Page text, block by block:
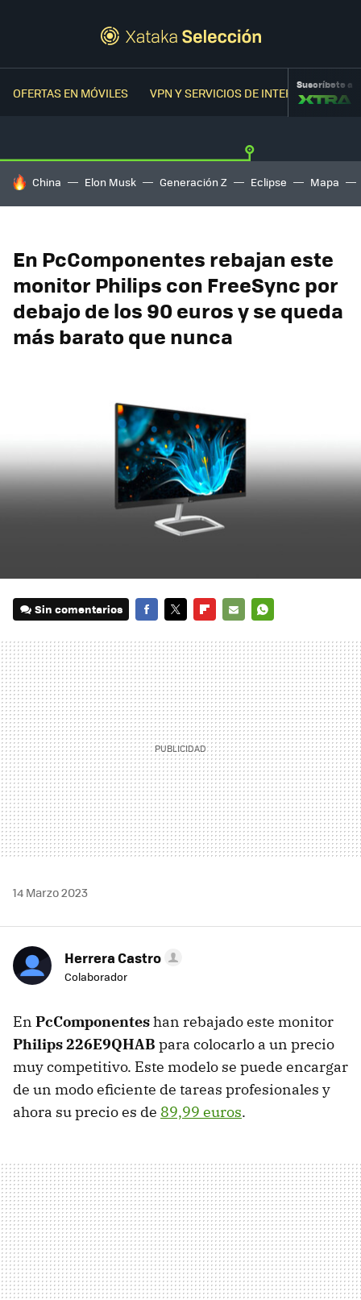
OFERTAS EN MÓVILES VPN Y SERVICIOS DE INTERNETSuscríbete a
HOY SE HABLA DE
China Elon Musk Generación Z Eclipse Mapa
En PcComponentes rebajan este
monitor Philips con FreeSync por
debajo de los 90 euros y se queda
más barato que nunca
Sin comentarios
MAIL
14 Marzo 2023
Herrera Castro
Colaborador
En PcComponenteshan rebajado este monitor
Philips 226E9QHAB para colocarlo a un precio
muy competitivo. Este modelo se puede encargar
de un modo eficiente de tareas profesionales y
ahora su precio es de 89,99 euros.